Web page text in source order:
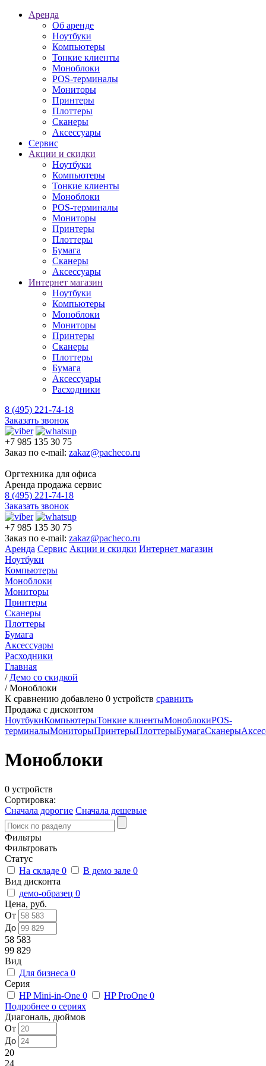
Аренда
Об аренде
Ноутбуки
Компьютеры
Тонкие клиенты
Моноблоки
POS-терминалы
Мониторы
Принтеры
Плоттеры
Сканеры
Аксессуары
Сервис
Акции и скидки
Ноутбуки
Компьютеры
Тонкие клиенты
Моноблоки
POS-терминалы
Мониторы
Принтеры
Плоттеры
Бумага
Сканеры
Аксессуары
Интернет магазин
Ноутбуки
Компьютеры
Моноблоки
Мониторы
Принтеры
Сканеры
Плоттеры
Бумага
Аксессуары
Расходники
8 (495) 221-74-18
Заказать звонок
+7 985 135 30 75
Заказ по e-mail: zakaz@pacheco.ru
Оргтехника для офиса
Аренда продажа сервис
8 (495) 221-74-18
Заказать звонок
+7 985 135 30 75
Заказ по e-mail: zakaz@pacheco.ru
Аренда Сервис Акции и скидки Интернет магазин
Ноутбуки
Компьютеры
Моноблоки
Мониторы
Принтеры
Сканеры
Плоттеры
Бумага
Аксессуары
Расходники
Главная
/ Демо со скидкой
/Моноблоки
К сравнению добавлено 0 устройств сравнить
Продажа с дисконтом
НоутбукиКомпьютерыТонкие клиентыМоноблокиPOS-
терминалыМониторыПринтерыПлоттерыБумагаСканеры
Моноблоки
0 устройств
Сортировка:
Сначала дорогие Сначала дешевые
Фильтры
Фильтровать
Статус
На складе 0 В демо зале 0
Вид дисконта
демо-образец 0
Цена, руб.
От
До
58 583
99 829
Вид
Для бизнеса 0
Серия
HP Mini-in-One 0 HP ProOne 0
Подробнее о сериях
Диагональ, дюймов
От
До
20
24